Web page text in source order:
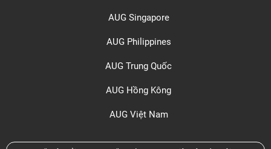
AUG Singapore
AUG Philippines
AUG Trung Quốc
AUG Hồng Kông
AUG Việt Nam